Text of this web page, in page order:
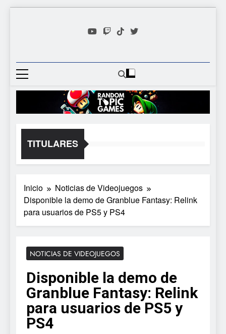
Random
Games
Videojuego Favorito
TITULARES
Inicio
Noticias de Videojuegos
Disponible la demo de Granblue Fantasy: Relink
para usuarios de PS5 y PS4
NOTICIAS DE VIDEOJUEGOS
Disponible la demo de
Granblue Fantasy: Relink
para usuarios de PS5 y
PS4